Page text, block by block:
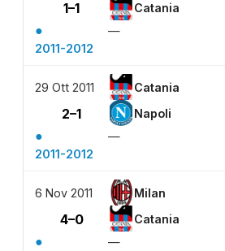
1–1 Catania
●
—
2011-2012
29 Ott 2011 Catania
2–1 Napoli
●
—
2011-2012
6 Nov 2011 Milan
4–0 Catania
●
—